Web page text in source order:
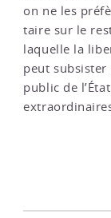
on ne les
taire sur le
laquelle la
peut subsister
public de